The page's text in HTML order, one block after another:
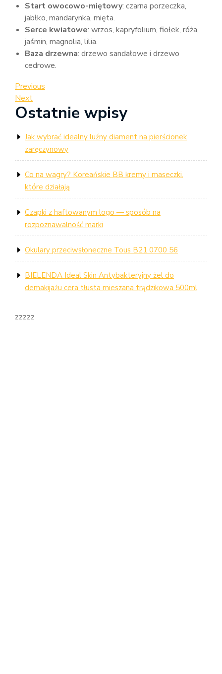
Start owocowo-miętowy: czarna porzeczka,
jabłko, mandarynka, mięta.
Serce kwiatowe: wrzos, kapryfolium, fiołek, róża,
jaśmin, magnolia, lilia.
Baza drzewna: drzewo sandałowe i drzewo
cedrowe.
Nawigacja
wpisu
Previous
Post
Previous
Next
Post
Next
Ostatnie wpisy
Jak wybrać idealny luźny diament na pierścionek
zaręczynowy
Co na wagry? Koreańskie BB kremy i maseczki,
które działają
Czapki z haftowanym logo — sposób na
rozpoznawalność marki
Okulary przeciwsłoneczne Tous B21 0700 56
BIELENDA Ideal Skin Antybakteryjny żel do
demakijażu cera tłusta mieszana trądzikowa 500ml
zzzzz